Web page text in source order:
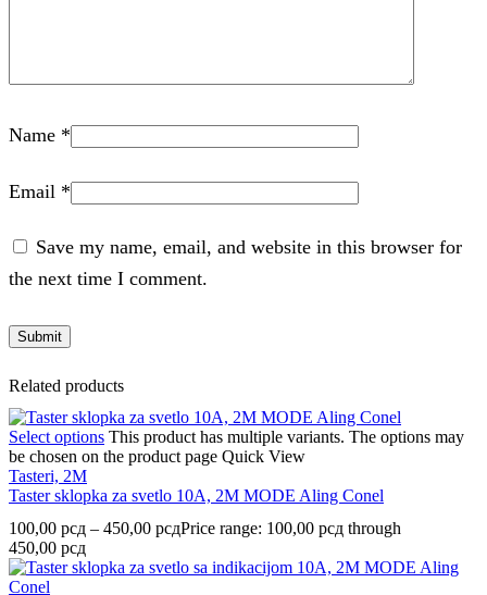
Name *
Email *
Save my name, email, and website in this browser for
the next time I comment.
Related products
Select options This product has multiple variants. The options may
be chosen on the product page Quick View
Tasteri, 2M
Taster sklopka za svetlo 10A, 2M MODE Aling Conel
100,00 рсд – 450,00 рсдPrice range: 100,00 рсд through
450,00 рсд